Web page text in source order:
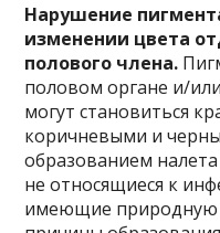
Нарушение
изменении цвета
полового члена.
половом органе и/
могут становиться
коричневыми и
образованием
не относящиеся к
имеющие природную